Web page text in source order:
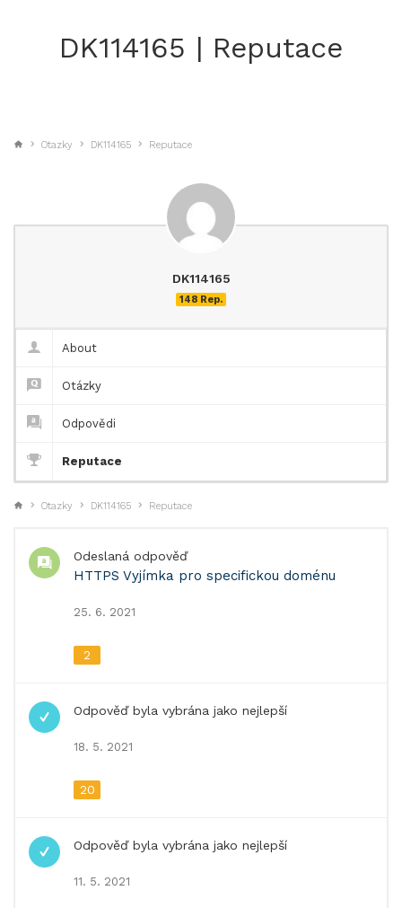
DK114165 | Reputace
Otazky DK114165 Reputace
DK114165
148 Rep.
About
Otázky
Odpovědi
Reputace
Otazky DK114165 Reputace
Odeslaná odpověď
HTTPS Vyjímka pro specifickou doménu
25. 6. 2021
2
Odpověď byla vybrána jako nejlepší
18. 5. 2021
20
Odpověď byla vybrána jako nejlepší
11. 5. 2021